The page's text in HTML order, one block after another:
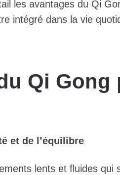
les avantages du Qi
intégré dans la vie
Qi Gong
et de l’équilibre
lents et fluides qui